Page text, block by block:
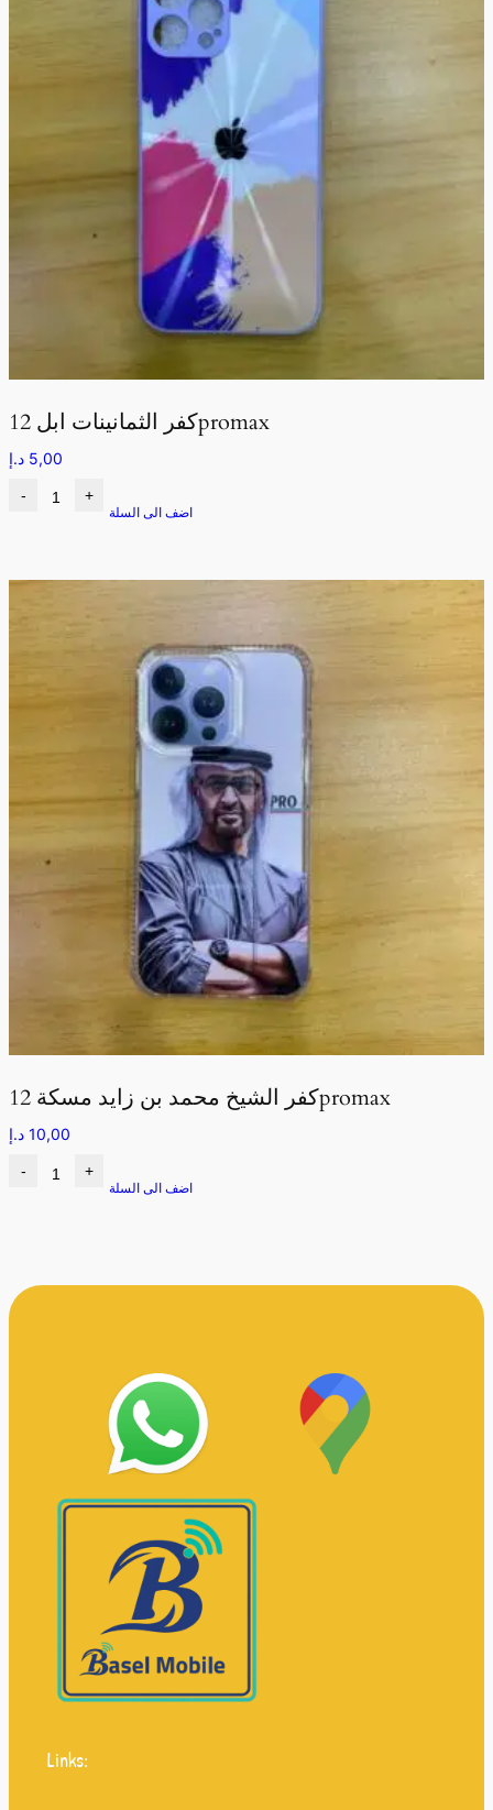
كفر الثمانينات ابل 12promax
5,00 د.إ
- +
اضف الى السلة
كفر الشيخ محمد بن زايد مسكة 12promax
10,00 د.إ
- +
اضف الى السلة
Links: